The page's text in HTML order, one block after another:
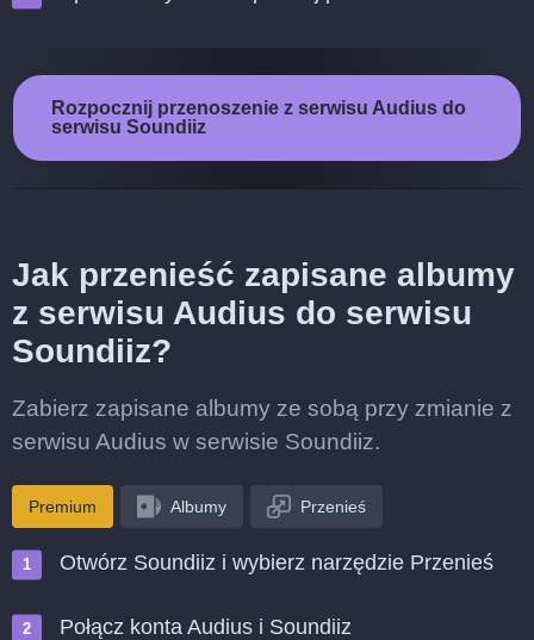
Rozpocznij przenoszenie z serwisu Audius do
serwisu Soundiiz
Jak przenieść zapisane albumy
z serwisu Audius do serwisu
Soundiiz?
Zabierz zapisane albumy ze sobą przy zmianie z
serwisu Audius w serwisie Soundiiz.
Premium Albumy Przenieś
Otwórz Soundiiz i wybierz narzędzie Przenieś
Połącz konta Audius i Soundiiz